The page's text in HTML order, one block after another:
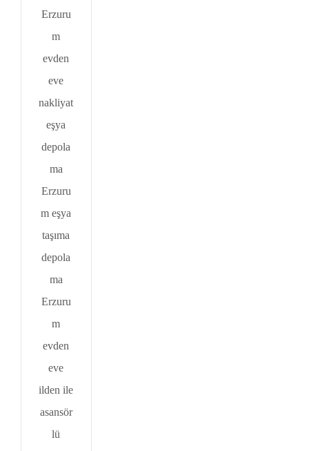
Erzuru
m
evden
eve
nakliyat
eşya
depola
ma
Erzuru
m eşya
taşıma
depola
ma
Erzuru
m
evden
eve
ilden ile
asansör
lü